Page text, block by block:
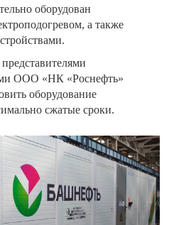
оборудован
а также
ООО «НК «Роснефть»
оборудование
сжатые сроки.